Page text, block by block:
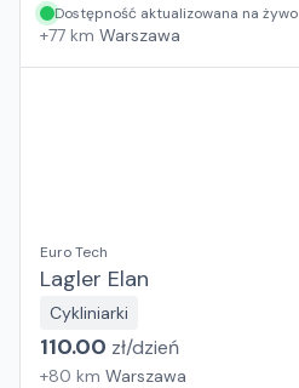
Dostępność aktualizowana na żywo
+77 km Warszawa
Euro Tech
Lagler Elan
Cykliniarki
110.00 zł/dzień
+80 km Warszawa